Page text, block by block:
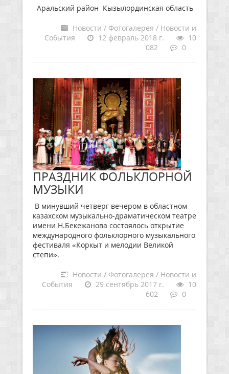
Аральский район Кызылординская область
Новости / Фотогалерея / Новости и
События
12 февраль 2018 г.
10
082
0
ПРАЗДНИК ФОЛЬКЛОРНОЙ
МУЗЫКИ
В минувший четверг вечером в областном
казахском музыкально-драматическом театре
имени Н.Бекежанова состоялось открытие
международного фольклорного музыкального
фестиваля «Коркыт и мелодии Великой
степи».
Новости / Фотогалерея / Новости и
События
29 сентябрь 2017 г.
10
602
0